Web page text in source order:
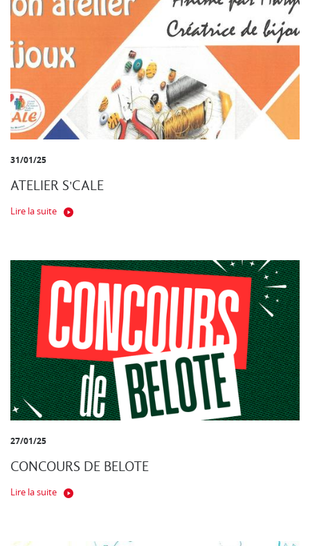
31/01/25
ATELIER S'CALE
Lire la suite
27/01/25
CONCOURS DE BELOTE
Lire la suite